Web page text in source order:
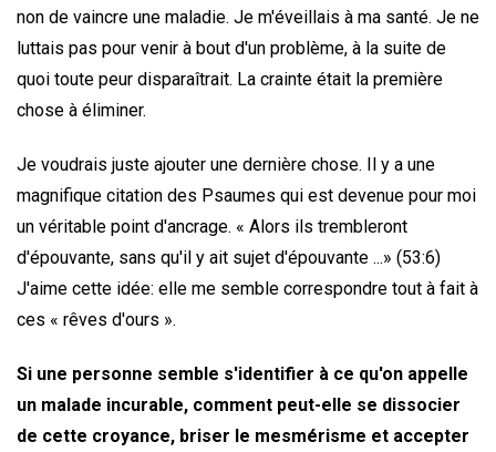
non de vaincre une maladie. Je m'éveillais à ma santé. Je ne
luttais pas pour venir à bout d'un problème, à la suite de
quoi toute peur disparaîtrait. La crainte était la première
chose à éliminer.
Je voudrais juste ajouter une dernière chose. Il y a une
magnifique citation des Psaumes qui est devenue pour moi
un véritable point d'ancrage. « Alors ils trembleront
d'épouvante, sans qu'il y ait sujet d'épouvante ...» (53:6)
J'aime cette idée: elle me semble correspondre tout à fait à
ces « rêves d'ours ».
Si une personne semble s'identifier à ce qu'on appelle
un malade incurable, comment peut-elle se dissocier
de cette croyance, briser le mesmérisme et accepter